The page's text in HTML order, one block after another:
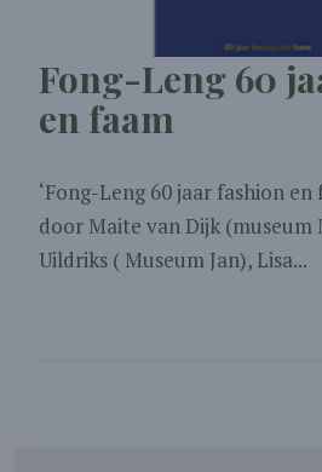
Fong-Leng 60
en faam
‘Fong-Leng 60 jaar fashion en
door Maite van Dijk (museum
Uildriks ( Museum Jan), Lisa...